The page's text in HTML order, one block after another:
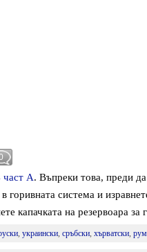
част А. Въпреки това, преди
горивната система и
капачката на резервоара за
, украински, сръбски, хърватски,